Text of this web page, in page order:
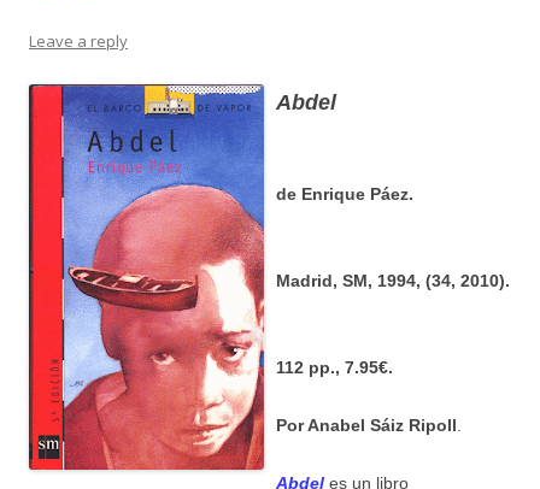
Leave a reply
Abdel
de Enrique Páez.
Madrid, SM, 1994, (34, 2010).
112 pp., 7.95€.
Por Anabel Sáiz Ripoll
Abdel es un libro